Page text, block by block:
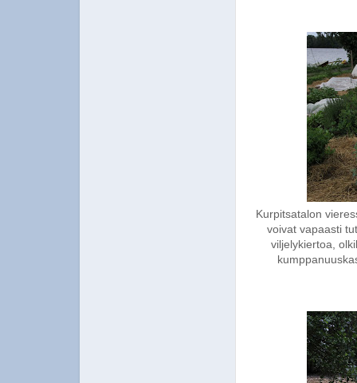
Kurpitsatalon
voivat vapaasti
viljelykiertoa,